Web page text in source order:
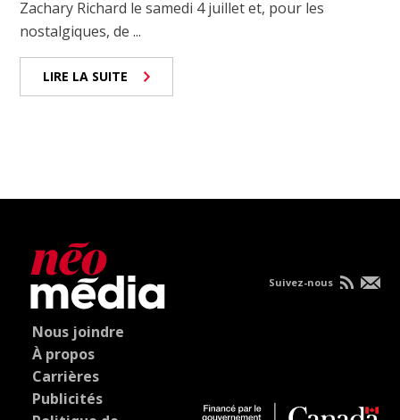
Zachary Richard le samedi 4 juillet et, pour les
nostalgiques, de ...
LIRE LA SUITE
Nous joindre
À propos
Carrières
Publicités
Suivez-nous